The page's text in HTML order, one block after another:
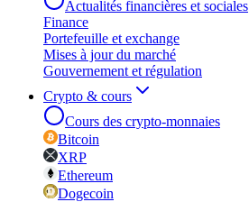
Actualités financières et sociales
Finance
Portefeuille et exchange
Mises à jour du marché
Gouvernement et régulation
Crypto & cours
Cours des crypto-monnaies
Bitcoin
XRP
Ethereum
Dogecoin